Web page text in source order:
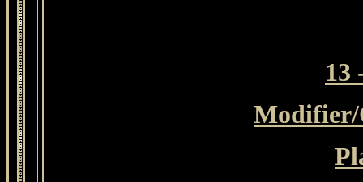
13
Modifier/